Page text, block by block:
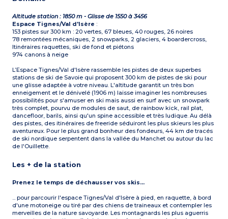
Altitude station : 1850 m - Glisse de 1550 à 3456
Espace Tignes/Val d'Isère :
153 pistes sur 300 km : 20 vertes, 67 bleues, 40 rouges, 26 noires
78 remontées mécaniques, 2 snowparks, 2 glaciers, 4 boardercross,
Itinéraires raquettes, ski de fond et piétons
974 canons à neige
L’Espace Tignes/Val d'Isère rassemble les pistes de deux superbes
stations de ski de Savoie qui proposent 300 km de pistes de ski pour
une glisse adaptée à votre niveau. L'altitude garantit un très bon
enneigement et le dénivelé (1906 m) laisse imaginer les nombreuses
possibilités pour s'amuser en ski mais aussi en surf avec un snowpark
très complet, pourvu de modules de saut, de rainbow kick, rail plat,
dancefloor, barils, ainsi qu'un spine accessible et très ludique. Au délà
des pistes, des itinéraires de freeride séduiront les plus skieurs les plus
aventureux. Pour le plus grand bonheur des fondeurs, 44 km de tracés
de ski nordique serpentent dans la vallée du Manchet ou autour du lac
de l'Ouillette.
Les + de la station
Prenez le temps de déchausser vos skis...
... pour parcourir l'espace Tignes/Val d'Isère à pied, en raquette, à bord
d'une motoneige ou tiré par des chiens de traineaux et contempler les
merveilles de la nature savoyarde. Les montagnards les plus aguerris